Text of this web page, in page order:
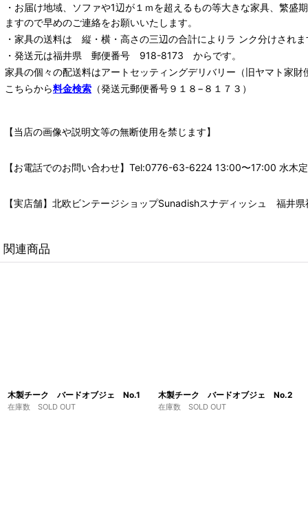
・お届け地域、ソファや1辺が１ｍを超えるもの等大きな家具、繁
ますので早めのご連絡をお願いいたします。
・家具の送料は 縦・横・高さの三辺の合計によりラ ンク分けされま
・発送元は福井県 郵便番号 918-8173 からです。
家具の個々の配送料はアートセッティングデリバリー （旧ヤマト家財
こちらから料金検索 （発送元郵便番号９１８−８１７３）
【当店の画像や説明文等の無断使用を禁じます】
【お電話でのお問い合わせ】Tel:0776-63-6224 13:00〜17:00 水木
【実店舗】北欧ビンテージショップSunadishスナディッシュ 福井
関連商品
木製チーク バードオブジェ No.1
在庫数 SOLD OUT
木製チーク バードオブジェ No.2
在庫数 SOLD OUT